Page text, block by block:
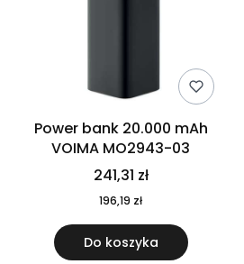
Power bank 20.000 mAh
VOIMA MO2943-03
241,31 zł
196,19 zł
Do koszyka